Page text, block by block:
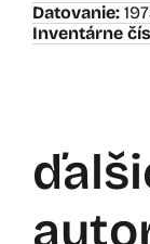
Datovanie:
Inventárne